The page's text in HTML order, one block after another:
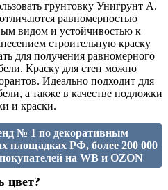
грунтовку Унигрунт А.
равномерностью
видом и устойчивостью к
строительную краску
для получения равномерного
Краску для стен можно
Идеально подходит для
а также в качестве подложки
и краски.
№ 1 по декоративным
площадках РФ, более 200 000
на WB и OZON
цвет?